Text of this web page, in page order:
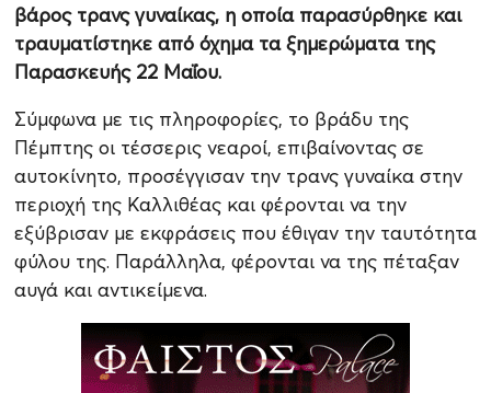
βάρος τρανς γυναίκας, η οποία παρασύρθηκε και
τραυματίστηκε από όχημα τα ξημερώματα της
Παρασκευής 22 Μαΐου.
Σύμφωνα με τις πληροφορίες, το βράδυ της
Πέμπτης οι τέσσερις νεαροί, επιβαίνοντας σε
αυτοκίνητο, προσέγγισαν την τρανς γυναίκα στην
περιοχή της Καλλιθέας και φέρονται να την
εξύβρισαν με εκφράσεις που έθιγαν την ταυτότητα
φύλου της. Παράλληλα, φέρονται να της πέταξαν
αυγά και αντικείμενα.